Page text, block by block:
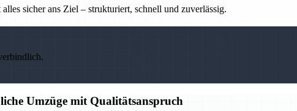
sicher ans Ziel – strukturiert, schnell und zuverlässig.
Umzüge mit Qualitätsanspruch